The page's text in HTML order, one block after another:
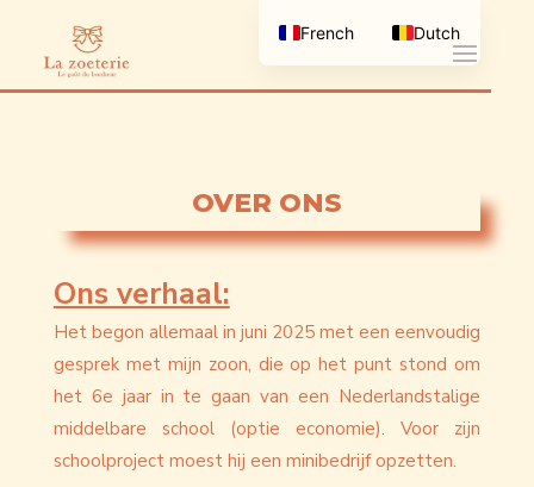
OVER ONS
Ons verhaal:
Het begon allemaal in juni 2025 met een eenvoudig
gesprek met mijn zoon, die op het punt stond om
het 6e jaar in te gaan van een Nederlandstalige
middelbare school (optie economie). Voor zijn
schoolproject moest hij een minibedrijf opzetten.
French Dutch